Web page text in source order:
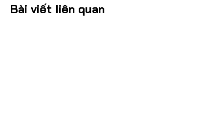
Bài viết liên quan